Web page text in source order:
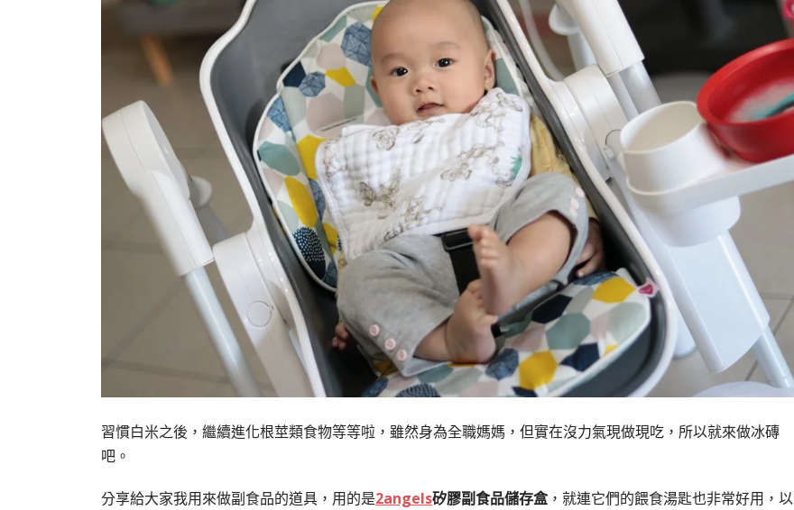
習慣白米之後，繼續進化根莖類食物等等啦，雖然身為全職媽媽，但實在沒力氣現做現吃，所以就來做冰磚
吧。
分享給大家我用來做副食品的道具，用的是2angels矽膠副食品儲存盒，就連它們的餵食湯匙也非常好用，以